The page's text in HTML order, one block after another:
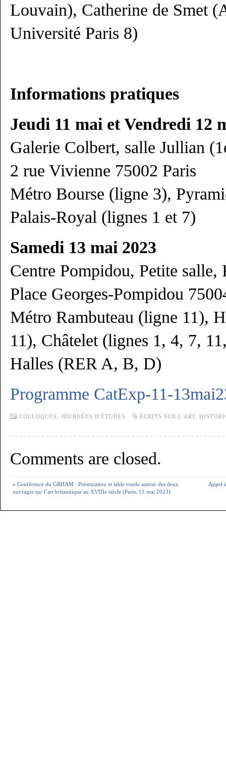
Louvain), Catherine de Smet
Université Paris 8)
Informations pratiques
Jeudi 11 mai et Vendredi 12
Galerie Colbert, salle Jullian
2 rue Vivienne 75002 Paris
Métro Bourse (ligne 3),
Palais-Royal (lignes 1 et 7)
Samedi 13 mai 2023
Centre Pompidou, Petite salle,
Place Georges-Pompidou
Métro Rambuteau (ligne 11),
11), Châtelet (lignes 1, 4, 7,
Halles (RER A, B, D)
Programme CatExp-11-
COLLOQUES, JOURNÉES D'ÉTUDES ÉCRITS SUR L'ART
Comments are closed.
« Conférence du GRHAM : Présentation et table ronde autour des deux
ouvrages sur l’art britannique au XVIIIe siècle (Paris, 11 mai 2023)
Appel